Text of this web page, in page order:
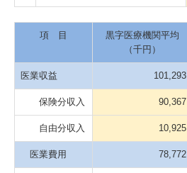
項 目
黒字医療機関平均
（千円）
医業収益 101,293
保険分収入 90,367
自由分収入 10,925
医業費用 78,772